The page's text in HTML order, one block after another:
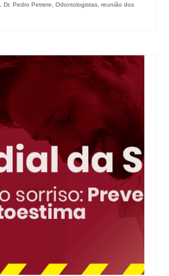
Dr. Pedro Petrere Odontologistas reunião dos